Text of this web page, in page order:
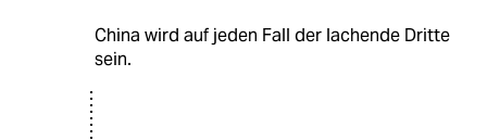
China wird auf jeden Fall der lachende Dritte
sein.